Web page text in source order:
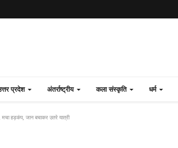
प्रदेश अंतर्राष्ट्रीय कला संस्कृति धर्म
हड़कंप, जान बचाकर उतरे यात्री